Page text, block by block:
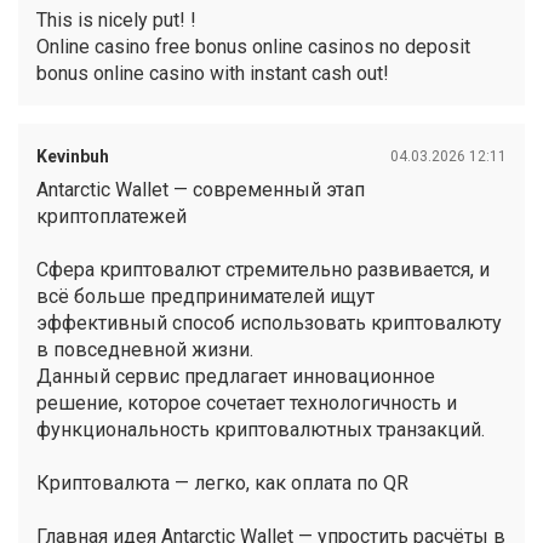
This is nicely put! !
Online casino free bonus online casinos no deposit
bonus online casino with instant cash out!
Kevinbuh 04.03.2026 12:11
Antarctic Wallet — современный этап
криптоплатежей
Сфера криптовалют стремительно развивается, и
всё больше предпринимателей ищут
эффективный способ использовать криптовалюту
в повседневной жизни.
Данный сервис предлагает инновационное
решение, которое сочетает технологичность и
функциональность криптовалютных транзакций.
Криптовалюта — легко, как оплата по QR
Главная идея Antarctic Wallet — упростить расчёты в